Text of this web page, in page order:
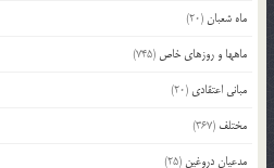
ماه شعبان(20)
ماهها و روزهای خاص (745)
مبانی اعتقادی (20)
مختلف (367)
مدعیان دروغین (25)